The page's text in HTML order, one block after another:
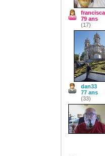
79 ans
(17)
dan33
77 ans
(33)